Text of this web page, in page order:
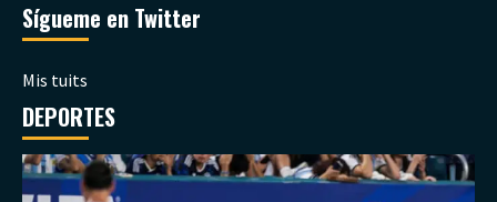
Sígueme en Twitter
Mis tuits
DEPORTES